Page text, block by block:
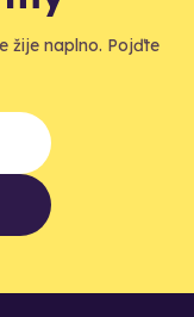
žije naplno. Pojďte